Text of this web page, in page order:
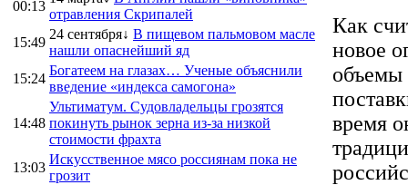
00:13
отравления Скрипалей
15:49
24 сентября↓ В пищевом пальмовом масле
нашли опаснейший яд
15:24
Богатеем на глазах… Ученые объяснили
введение «индекса самогона»
14:48
Ультиматум. Судовладельцы грозятся
покинуть рынок зерна из-за низкой
стоимости фрахта
13:03
Искусственное мясо россиянам пока не
грозит
Как
новое
объемы
время